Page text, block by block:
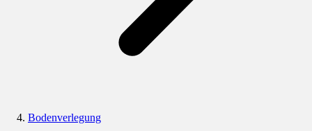
Bodenverlegung